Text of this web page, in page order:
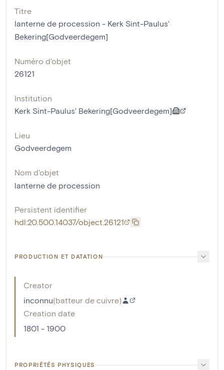
Titre
lanterne de procession - Kerk Sint-Paulus'
Bekering[Godveerdegem]
Numéro d'objet
26121
Institution
Kerk Sint-Paulus' Bekering[Godveerdegem]
Lieu
Godveerdegem
Nom d'objet
lanterne de procession
Persistent identifier
hdl:20.500.14037/object.26121
PRODUCTION ET DATATION
Creator
inconnu(batteur de cuivre)
Creation date
1801 - 1900
PROPRIÉTÉS PHYSIQUES